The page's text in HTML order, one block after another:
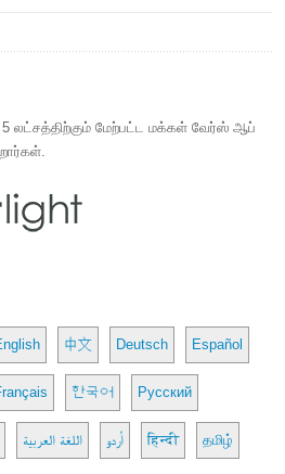
லட்சத்திற்கும் மேற்பட்ட மக்கள் வேர்ஸ் ஆப்
中文 Deutsch Español
한국어 Русский
اللغة العربية اُردو हिन्दी தமிழ்